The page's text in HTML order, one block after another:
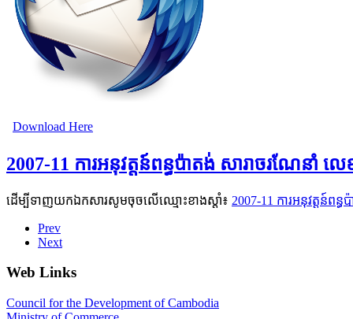
Download Here
2007-11 ការអនុវត្តន៍ពន្ធប៉ាតង់ សារាចរណែនាំ ល
ដើម្បីទាញយកឯកសារសូមចុចលើឈ្មោះខាងស្តាំ៖ 2007-11 ការអនុវត្តន៍ព
Prev
Next
Web Links
Council for the Development of Cambodia